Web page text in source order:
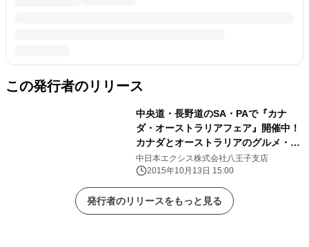
この発行者のリリース
中央道・長野道のSA・PAで『カナ
ダ・オーストラリアフェア』開催中！
カナダとオーストラリアのグルメ・物
産を販売 11月30日まで
中日本エクシス株式会社八王子支店
2015年10月13日 15:00
発行者のリリースをもっと見る